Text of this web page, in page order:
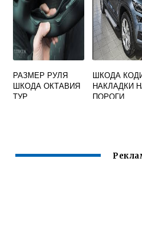
РАЗМЕР РУЛЯ
ШКОДА ОКТАВИЯ
ТУР
ШКОДА
НАКЛАДКИ
ПОРОГИ